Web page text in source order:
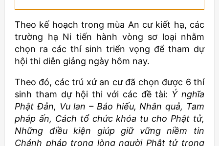
Theo kế hoạch trong mùa An cư kiết hạ, các
trường hạ Ni tiến hành vòng sơ loại nhằm
chọn ra các thí sinh triển vọng để tham dự
hội thi diễn giảng ngày hôm nay.
Theo đó, các trú xứ an cư đã chọn được 6 thí
sinh tham dự hội thi với các đề tài: Ý nghĩa
Phật Đản, Vu lan – Báo hiếu, Nhân quả, Tam
pháp ấn, Cách tổ chức khóa tu cho Phật tử,
Những điều kiện giúp giữ vững niềm tin
Chánh pháp trong lòng người Phật tử trong